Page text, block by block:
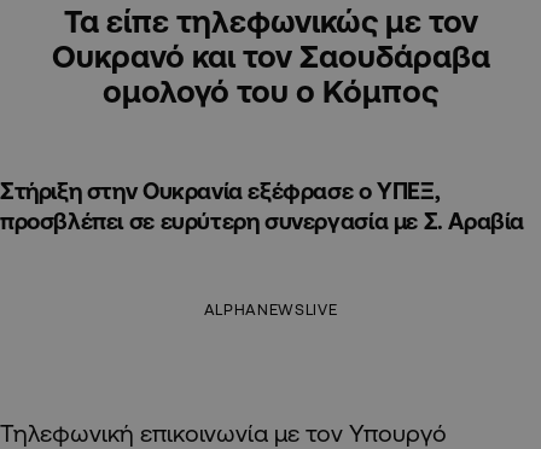
Τα είπε τηλεφωνικώς με τον
Ουκρανό και τον Σαουδάραβα
ομολογό του ο Κόμπος
Στήριξη στην Ουκρανία εξέφρασε ο ΥΠΕΞ,
προσβλέπει σε ευρύτερη συνεργασία με Σ. Αραβία
ALPHANEWSLIVE
Τηλεφωνική επικοινωνία με τον Υπουργό